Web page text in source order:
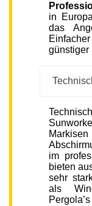
in
das
günstiger
im
bieten
sehr
als